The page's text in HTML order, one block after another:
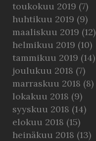
toukokuu 2019 (7)
huhtikuu 2019 (9)
maaliskuu 2019 (12)
helmikuu 2019 (10)
tammikuu 2019 (14)
joulukuu 2018 (7)
marraskuu 2018 (8)
lokakuu 2018 (9)
syyskuu 2018 (14)
elokuu 2018 (15)
heinäkuu 2018 (13)